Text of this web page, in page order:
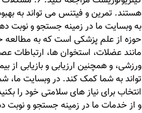
هستند. تمرین و فیتنس می تواند به
به وبسایت ما در زمینه جستجو و نوبت
حوزه از علم پزشکی است که به مطالعه
مانند عضلات، استخوان ها،
ورزشی، و همچنین ارزیابی و بازیابی
تواند به شما کمک کند. در وبسایت ما،
انتخاب برای نیاز های سلامتی خود را
و از خدمات ما در زمینه جستجو و نوبت